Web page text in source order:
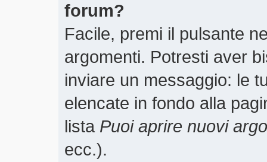
forum?
Facile, premi il pulsante
argomenti. Potresti aver
inviare un messaggio: le
elencate in fondo alla
lista Puoi aprire nuovi
ecc.).